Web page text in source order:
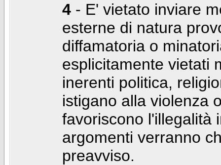
4 - E' vietato inviare
esterne di natura
diffamatoria o
esplicitamente vietati
inerenti politica,
istigano alla violenza
favoriscono l'illegalità
argomenti verranno
preavviso.